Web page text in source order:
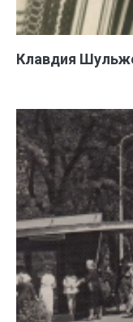
Клавдия